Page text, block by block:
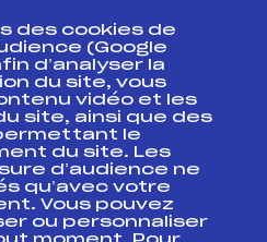
fédéral
Formation, Suivi
des cookies de
(Google
d’analyser la
du site, vous
vidéo et les
site, ainsi que des
le
du site. Les
d’audience ne
qu’avec votre
Vous pouvez
ou personnaliser